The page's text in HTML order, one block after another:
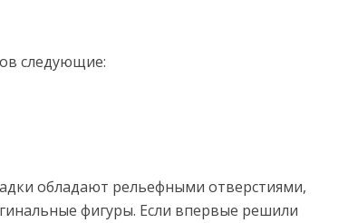
следующие:
обладают рельефными отверстиями,
фигуры. Если впервые решили